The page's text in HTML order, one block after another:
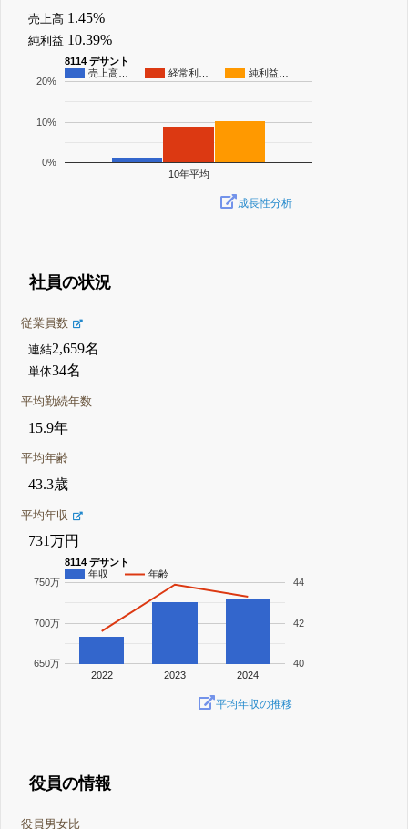
売上高 1.45%
純利益 10.39%
8114 デサント
売上高…
経常利… 純利益…
10年平均
0%
10%
20%
成長性分析
社員の状況
従業員数
連結2,659名
単体34名
平均勤続年数
15.9年
平均年齢
43.3歳
平均年収
731万円
8114 デサント
年収
年齢
2022 2023 2024
650万
700万
750万
40
42
44
平均年収の推移
役員の情報
役員男女比